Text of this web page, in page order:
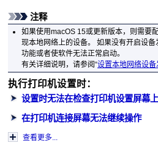
注释
如果使用macOS 15或更新版本，则需要
现本地网络上的设备。
如果没有开启设
功能或者使软件无法正常启动。
有关详细说明，请参阅“设置本地网络设
执行打印机设置时：
设置时无法在检查打印机设置屏幕
在打印机连接屏幕无法继续操作
查看更多...